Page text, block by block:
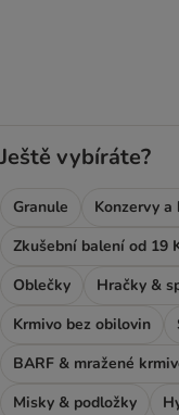
Ještě vybíráte?
Granule Konzervy a
Zkušební balení od 19
Oblečky
Hračky &
Krmivo bez obilovin
BARF & mražené
Misky & podložky